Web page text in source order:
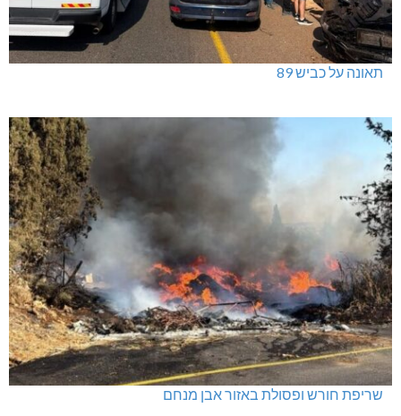
תאונה על כביש 89
שריפת חורש ופסולת באזור אבן מנחם